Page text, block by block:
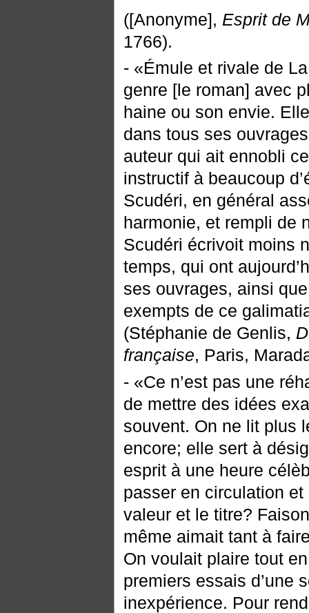
([Anonyme], Esprit de
1766).
- «Émule et rivale de
genre [le roman] avec
haine ou son envie.
dans tous ses
auteur qui ait ennobli
instructif à beaucoup
Scudéri, en général
harmonie, et rempli de
Scudéri écrivoit moins
temps, qui ont
ses ouvrages, ainsi
exempts de ce
(Stéphanie de Genlis,
française, Paris,
- «Ce n’est pas une
de mettre des idées
souvent. On ne lit plus
encore; elle sert à
esprit à une heure
passer en circulation
valeur et le titre?
même aimait tant à
On voulait plaire tout
premiers essais d’une
inexpérience. Pour